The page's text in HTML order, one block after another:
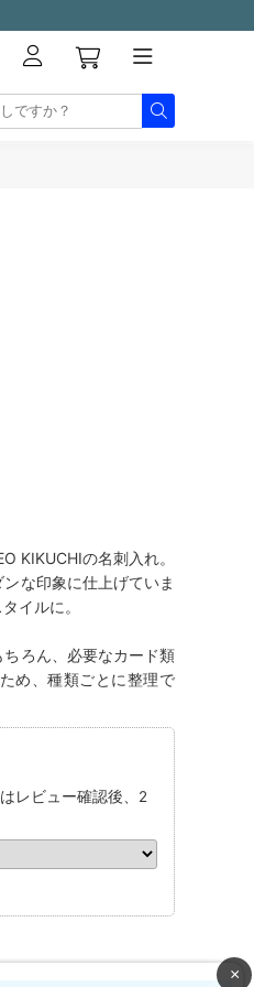
KIKUCHIの名刺入れ。
な印象に仕上げていま
イルに。
ろん、必要なカード類
め、種類ごとに整理で
レビュー確認後、2